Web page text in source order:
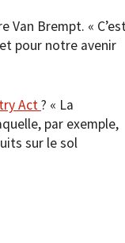
Van Brempt. «
pour notre avenir
Act? « La
par exemple,
sur le sol